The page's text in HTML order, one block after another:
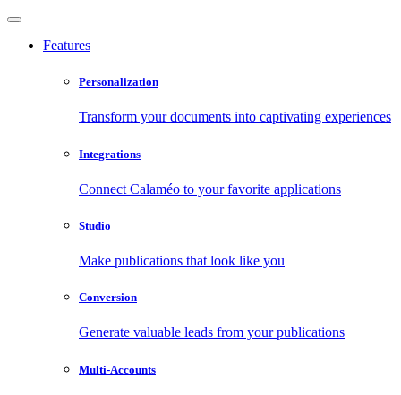
Features
Personalization
Transform your documents into captivating experiences
Integrations
Connect Calaméo to your favorite applications
Studio
Make publications that look like you
Conversion
Generate valuable leads from your publications
Multi-Accounts